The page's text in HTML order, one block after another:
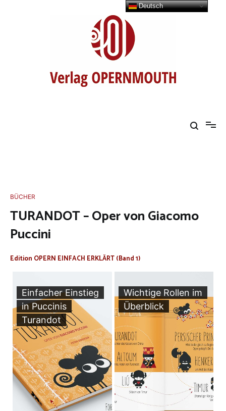
BÜCHER
TURANDOT – Oper von Giacomo
Puccini
Edition OPERN EINFACH ERKLÄRT (Band 1)
Einfacher Einstieg
in Puccinis
Turandot
Wichtige Rollen im
Überblick
Deutsch